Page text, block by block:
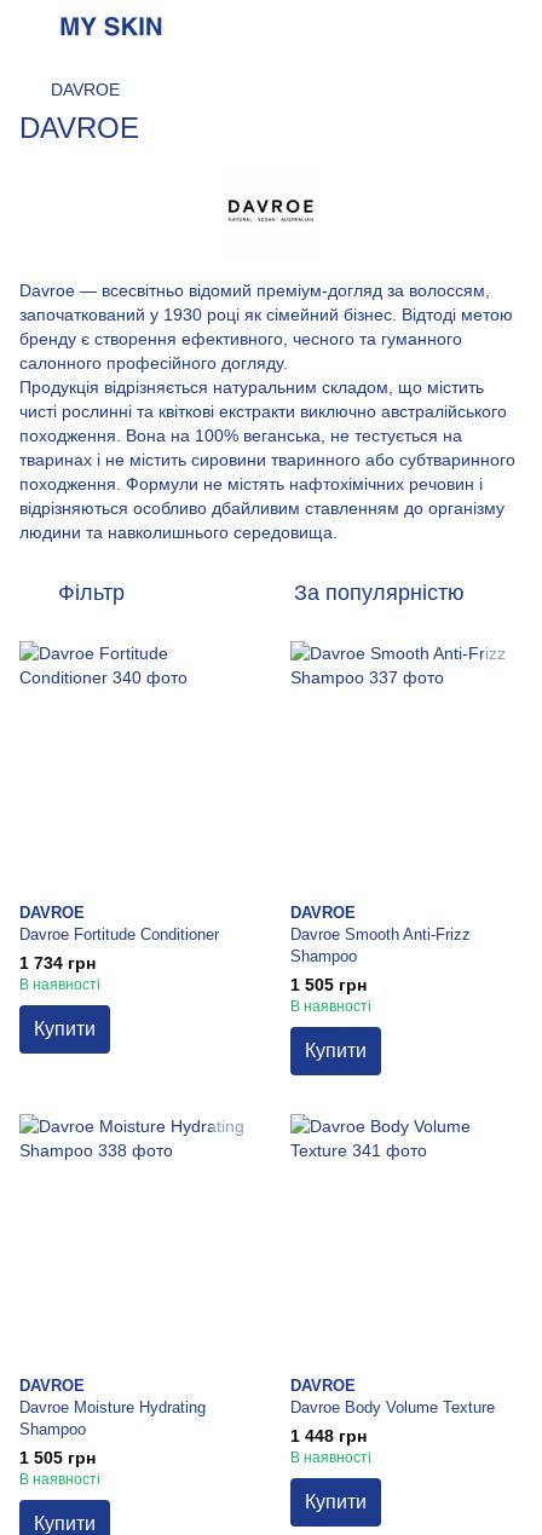
DAVROE
DAVROE
Davroe — всесвітньо відомий преміум-догляд за волоссям,
започаткований у 1930 році як сімейний бізнес. Відтоді метою
бренду є створення ефективного, чесного та гуманного
салонного професійного догляду.
Продукція відрізняється натуральним складом, що містить
чисті рослинні та квіткові екстракти виключно австралійського
походження. Вона на 100% веганська, не тестується на
тваринах і не містить сировини тваринного або субтваринного
походження. Формули не містять нафтохімічних речовин і
відрізняються особливо дбайливим ставленням до організму
людини та навколишнього середовища.
Фільтр За популярністю
DAVROE
Davroe Fortitude Conditioner
1 734 грн
В наявності
Купити
DAVROE
Davroe Smooth Anti-Frizz
Shampoo
1 505 грн
В наявності
Купити
DAVROE
Davroe Moisture Hydrating
Shampoo
1 505 грн
В наявності
Купити
DAVROE
Davroe Body Volume Texture
1 448 грн
В наявності
Купити